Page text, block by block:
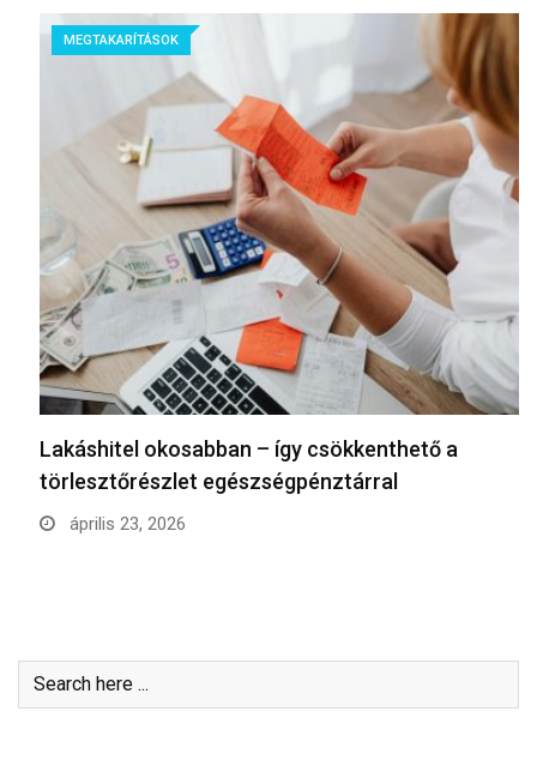
MEGTAKARÍTÁSOK
Lakáshitel okosabban – így csökkenthető a
törlesztőrészlet egészségpénztárral
április 23, 2026